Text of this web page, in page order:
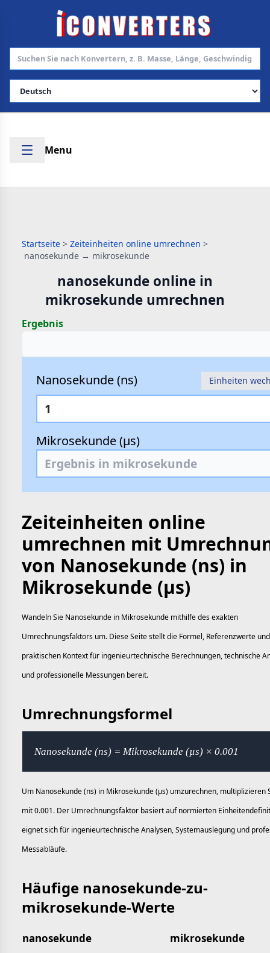
Sprache auswählen
Menu
Startseite > Zeiteinheiten online umrechnen >
nanosekunde → mikrosekunde
nanosekunde online in
mikrosekunde umrechnen
Ergebnis
Nanosekunde (ns) Einheiten
Mikrosekunde (µs)
Zeiteinheiten online
umrechnen mit
von Nanosekunde (ns) in
Mikrosekunde (µs)
Wandeln Sie Nanosekunde in Mikrosekunde mithilfe des exakten
Umrechnungsfaktors um. Diese Seite stellt die Formel, Referenzwerte
praktischen Kontext für ingenieurtechnische Berechnungen, technische
und professionelle Messungen bereit.
Umrechnungsformel
Nanosekunde (ns) = Mikrosekunde (µs) × 0.001
Um Nanosekunde (ns) in Mikrosekunde (µs) umzurechnen, multiplizieren
mit 0.001. Der Umrechnungsfaktor basiert auf normierten
eignet sich für ingenieurtechnische Analysen, Systemauslegung und
Messabläufe.
Häufige nanosekunde-zu-
mikrosekunde-Werte
nanosekunde mikrosekunde